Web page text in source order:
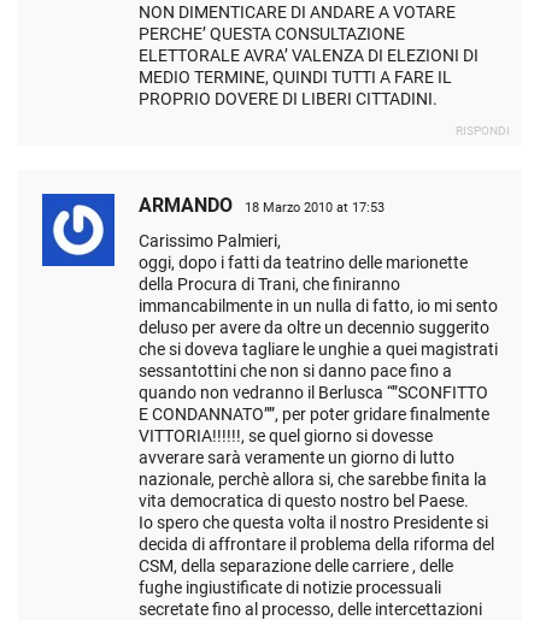
NON DIMENTICARE DI ANDARE A VOTARE
PERCHE’ QUESTA CONSULTAZIONE
ELETTORALE AVRA’ VALENZA DI ELEZIONI DI
MEDIO TERMINE, QUINDI TUTTI A FARE IL
PROPRIO DOVERE DI LIBERI CITTADINI.
RISPONDI
ARMANDO 18 Marzo 2010 at 17:53
Carissimo Palmieri,
oggi, dopo i fatti da teatrino delle marionette
della Procura di Trani, che finiranno
immancabilmente in un nulla di fatto, io mi sento
deluso per avere da oltre un decennio suggerito
che si doveva tagliare le unghie a quei magistrati
sessantottini che non si danno pace fino a
quando non vedranno il Berlusca “”SCONFITTO
E CONDANNATO””, per poter gridare finalmente
VITTORIA!!!!!!, se quel giorno si dovesse
avverare sarà veramente un giorno di lutto
nazionale, perchè allora si, che sarebbe finita la
vita democratica di questo nostro bel Paese.
Io spero che questa volta il nostro Presidente si
decida di affrontare il problema della riforma del
CSM, della separazione delle carriere , delle
fughe ingiustificate di notizie processuali
secretate fino al processo, delle intercettazioni